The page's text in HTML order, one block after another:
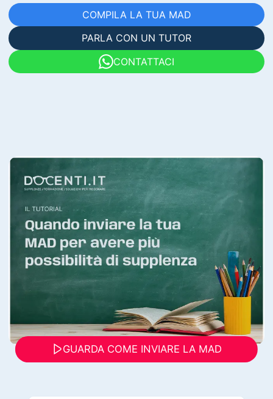
COMPILA LA TUA MAD
PARLA CON UN TUTOR
CONTATTACI
GUARDA COME INVIARE LA MAD